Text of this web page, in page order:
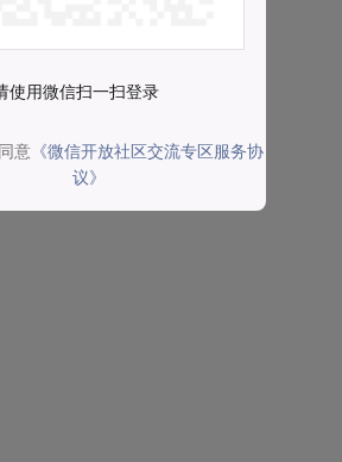
使用微信扫一扫登录
意 《微信开放社区交流专区服务协
议》